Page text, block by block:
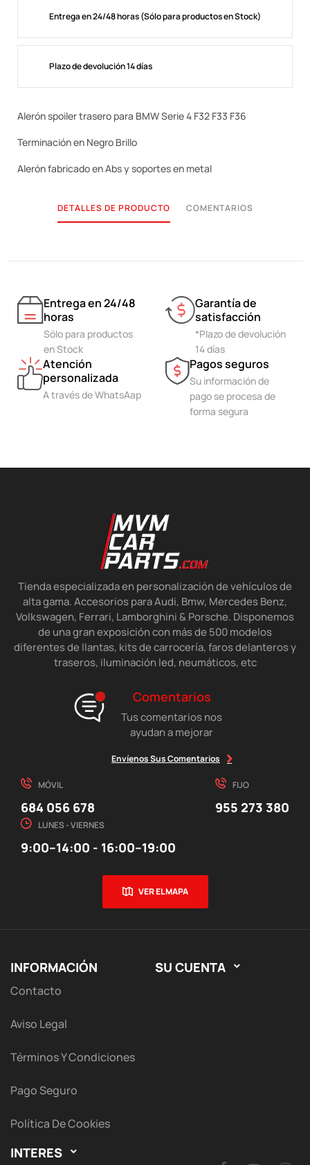
Entrega en 24/48 horas (Sólo para productos en Stock)
Plazo de devolución 14 días
Alerón spoiler trasero para BMW Serie 4 F32 F33 F36
Terminación en Negro Brillo
Alerón fabricado en Abs y soportes en metal
DETALLES DE PRODUCTO COMENTARIOS
Entrega en 24/48
horas
Sólo para productos
en Stock
Garantía de
satisfacción
*Plazo de devolución
14 días
Atención
personalizada
A través de WhatsAap
Pagos seguros
Su información de
pago se procesa de
forma segura
Tienda especializada en personalización de vehículos de
alta gama. Accesorios para Audi, Bmw, Mercedes Benz,
Volkswagen, Ferrari, Lamborghini & Porsche. Disponemos
de una gran exposición con más de 500 modelos
diferentes de llantas, kits de carrocería, faros delanteros y
traseros, iluminación led, neumáticos, etc
Comentarios
Tus comentarios nos
ayudan a mejorar
Envíenos Sus Comentarios
MÓVIL
684 056 678
FIJO
955 273 380
LUNES - VIERNES
9:00–14:00 - 16:00–19:00
VER EL MAPA
INFORMACIÓN
Contacto
Aviso Legal
Términos Y Condiciones
Pago Seguro
Política De Cookies
SU CUENTA 
INTERES 